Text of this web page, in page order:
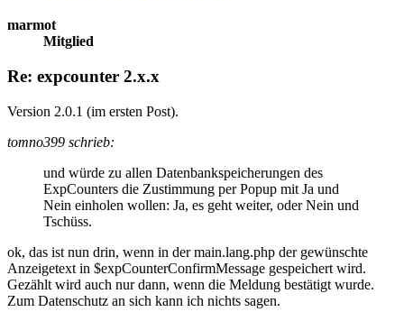
marmot
Mitglied
Re: expcounter 2.x.x
Version 2.0.1 (im ersten Post).
tomno399 schrieb:
und würde zu allen Datenbankspeicherungen des
ExpCounters die Zustimmung per Popup mit Ja und
Nein einholen wollen: Ja, es geht weiter, oder Nein und
Tschüss.
ok, das ist nun drin, wenn in der main.lang.php der gewünschte
Anzeigetext in $expCounterConfirmMessage gespeichert wird.
Gezählt wird auch nur dann, wenn die Meldung bestätigt wurde.
Zum Datenschutz an sich kann ich nichts sagen.